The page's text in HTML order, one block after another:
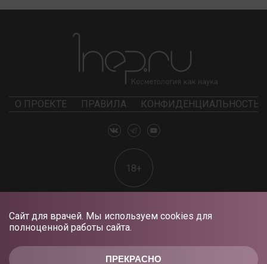
ПРЕКРАСНО
Сайт для врачей. Мы используем cookies для
полноценной работы сайта.
О ПРОЕКТЕ ПРАВИЛА КОНФИДЕНЦИАЛЬНОСТЬ
18+